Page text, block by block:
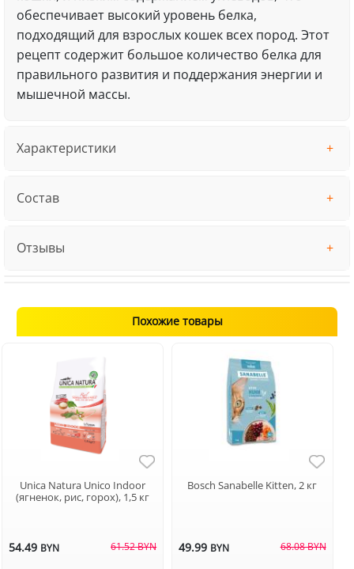
обеспечивает высокий уровень белка,
подходящий для взрослых кошек всех пород. Этот
рецепт содержит большое количество белка для
правильного развития и поддержания энергии и
мышечной массы.
Характеристики
Состав
Отзывы
Похожие товары
Unica Natura Unico Indoor
(ягненок, рис, горох), 1,5 кг
54.49 BYN 61.52 BYN
Bosch Sanabelle Kitten, 2 кг
49.99 BYN 68.08 BYN